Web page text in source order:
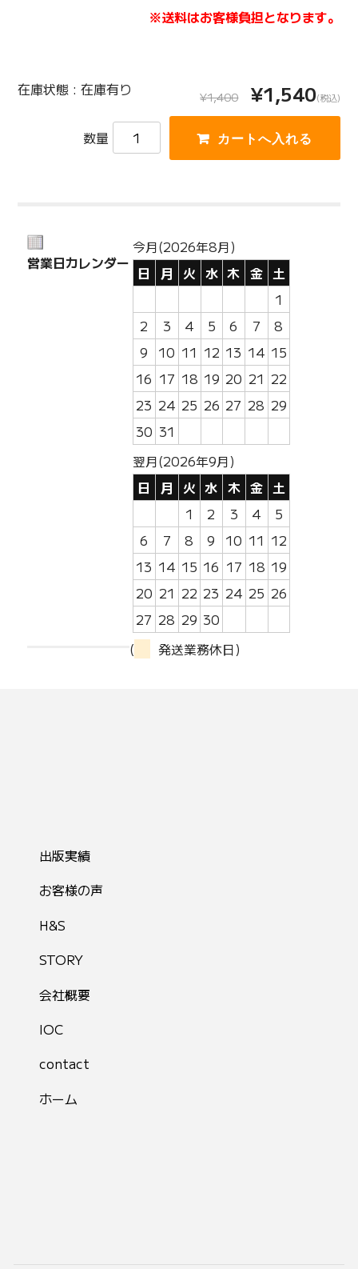
※送料はお客様負担となります。
在庫状態 : 在庫有り ¥1,400 ¥1,540(税込)
数量
営業日カレンダー
今月(2026年8月)
日
月 火 水 木 金 土
1
2
3 4 5 6 7
8
9
10 11 12 13 14 15
16 17 18 19 20 21 22
23 24 25 26 27 28 29
30 31
翌月(2026年9月)
日
月 火 水 木 金 土
1
2 3 4
5
6
7 8 9 10 11 12
13 14 15 16 17 18 19
20 21 22 23 24 25 26
27 28 29 30
(
発送業務休日)
出版実績
お客様の声
H&S
STORY
会社概要
IOC
contact
ホーム